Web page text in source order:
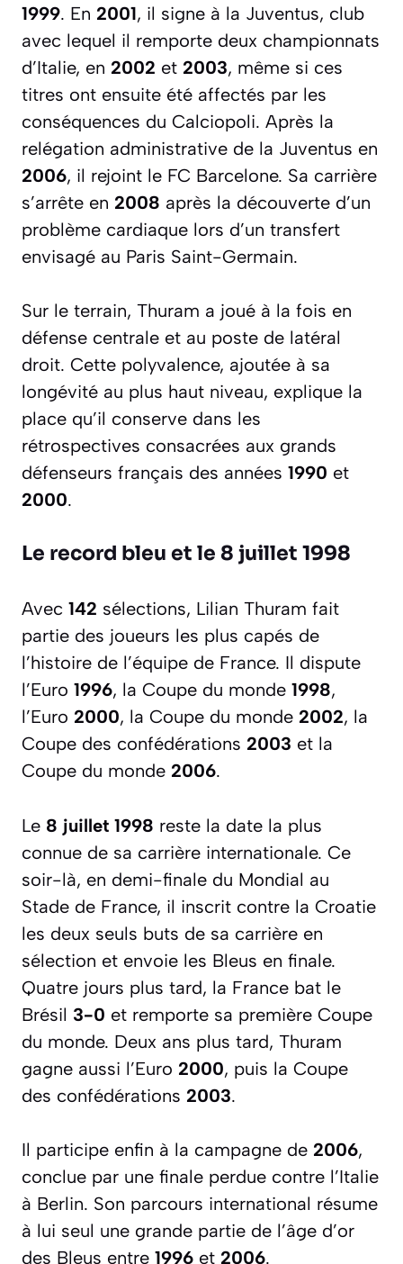
1999. En 2001, il signe à la Juventus, club
avec lequel il remporte deux championnats
d’Italie, en 2002 et 2003, même si ces
titres ont ensuite été affectés par les
conséquences du Calciopoli. Après la
relégation administrative de la Juventus en
2006, il rejoint le FC Barcelone. Sa carrière
s’arrête en 2008 après la découverte d’un
problème cardiaque lors d’un transfert
envisagé au Paris Saint-Germain.
Sur le terrain, Thuram a joué à la fois en
défense centrale et au poste de latéral
droit. Cette polyvalence, ajoutée à sa
longévité au plus haut niveau, explique la
place qu’il conserve dans les
rétrospectives consacrées aux grands
défenseurs français des années 1990 et
2000.
Le record bleu et le 8 juillet 1998
Avec 142 sélections, Lilian Thuram fait
partie des joueurs les plus capés de
l’histoire de l’équipe de France. Il dispute
l’Euro 1996, la Coupe du monde 1998,
l’Euro 2000, la Coupe du monde 2002, la
Coupe des confédérations 2003 et la
Coupe du monde 2006.
Le 8 juillet 1998 reste la date la plus
connue de sa carrière internationale. Ce
soir-là, en demi-finale du Mondial au
Stade de France, il inscrit contre la Croatie
les deux seuls buts de sa carrière en
sélection et envoie les Bleus en finale.
Quatre jours plus tard, la France bat le
Brésil 3-0 et remporte sa première Coupe
du monde. Deux ans plus tard, Thuram
gagne aussi l’Euro 2000, puis la Coupe
des confédérations 2003.
Il participe enfin à la campagne de 2006,
conclue par une finale perdue contre l’Italie
à Berlin. Son parcours international résume
à lui seul une grande partie de l’âge d’or
des Bleus entre 1996 et 2006.